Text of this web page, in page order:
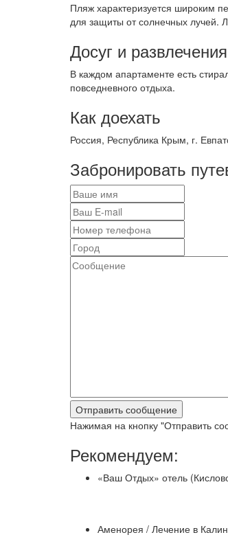
Пляж характеризуется широким
для защиты от солнечных лучей.
Досуг и развлечения
В каждом апартаменте есть
повседневного отдыха.
Как доехать
Россия, Республика Крым, г.
Забронировать
Нажимая на кнопку "Отправить
Рекомендуем:
«Ваш Отдых» отель
Аменорея / Лечение в